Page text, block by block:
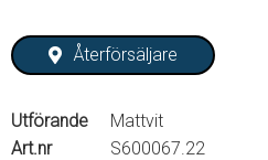
Återförsäljare
Utförande
Mattvit
Art.nr
S600067.22